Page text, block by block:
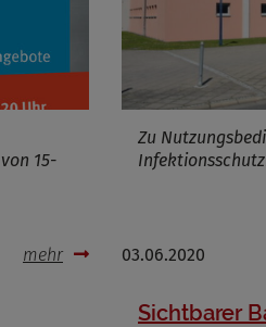
15-
mehr
Zu
03.06.2020
Sichtbarer